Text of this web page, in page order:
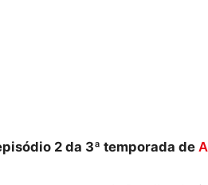
2 da 3ª temporada de